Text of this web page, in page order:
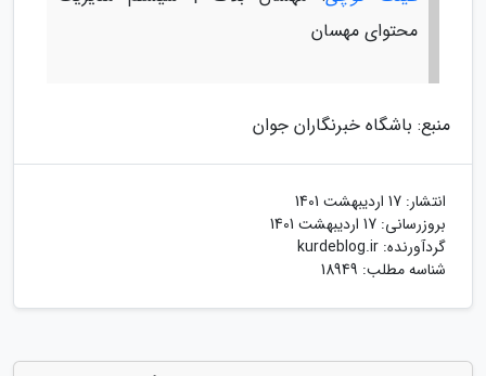
محتوای مهسان
منبع: باشگاه خبرنگاران جوان
انتشار: 17 اردیبهشت 1401
بروزرسانی: 17 اردیبهشت 1401
گردآورنده: kurdeblog.ir
شناسه مطلب: 18949